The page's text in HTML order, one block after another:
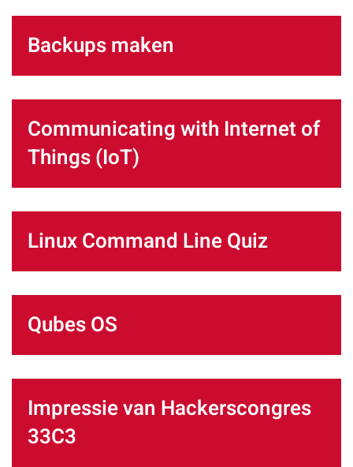
Backups maken
Communicating with Internet of
Things (IoT)
Linux Command Line Quiz
Qubes OS
Impressie van Hackerscongres
33C3